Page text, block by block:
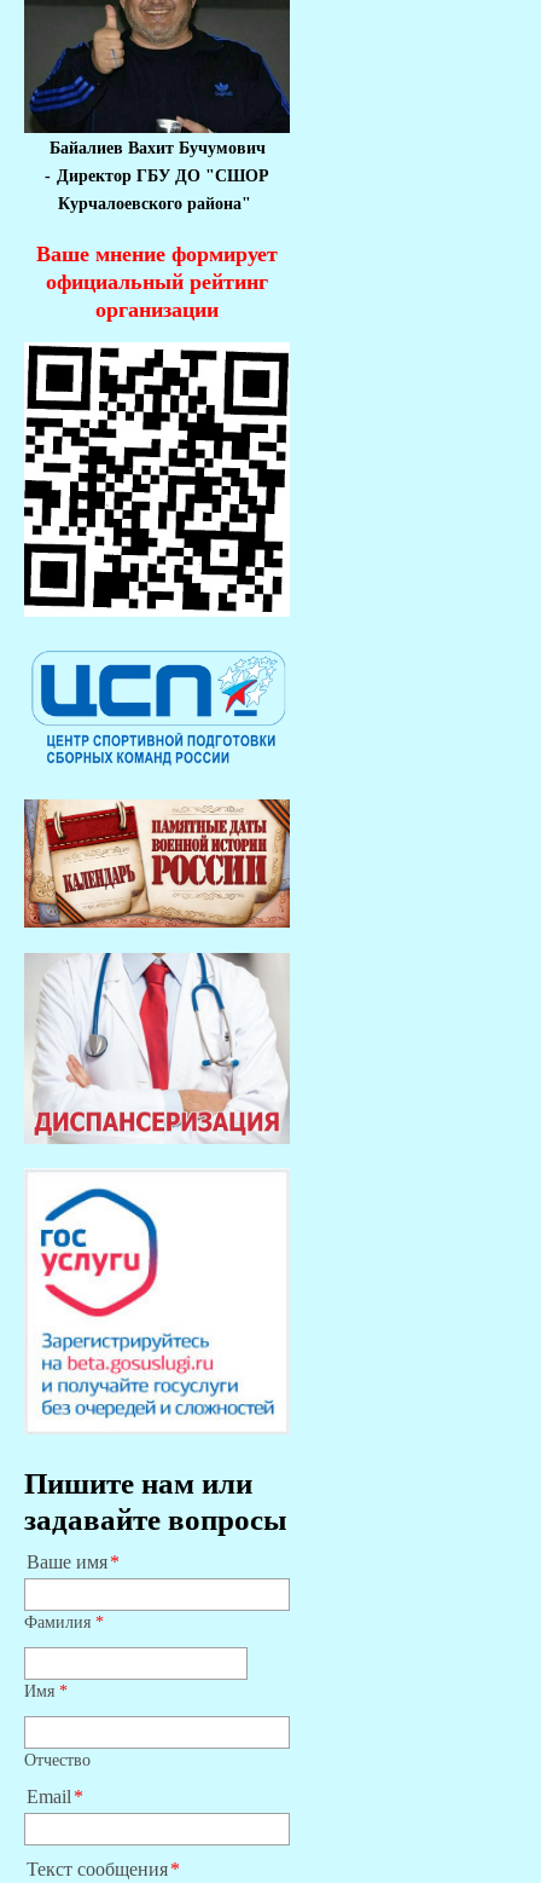
Байалиев Вахит Бучумович
- Директор ГБУ ДО "СШОР
Курчалоевского района"
Ваше мнение формирует
официальный рейтинг
организации
Пишите нам или
задавайте вопросы
Ваше имя
Фамилия *
Имя *
Отчество
Email
Текст сообщения